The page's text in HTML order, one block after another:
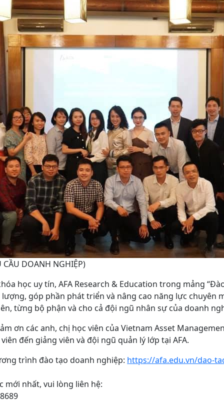
DOANH NGHIỆP)
học uy tín, AFA Research & Education trong mảng
góp phần phát triển và nâng cao năng lực chuyên
từng bộ phận và cho cả đội ngũ nhân sự của doanh
ơn các anh, chị học viên của Vietnam Asset
đến giảng viên và đội ngũ quản lý lớp tại AFA.
trình đào tạo doanh nghiệp: https://afa.edu.vn/dao-
nhất, vui lòng liên hệ: